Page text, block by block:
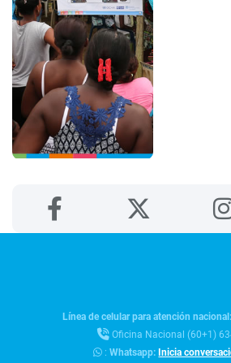
Línea de celular para atención
Oficina Nacional (60+1)
:Whatsapp:Inicia